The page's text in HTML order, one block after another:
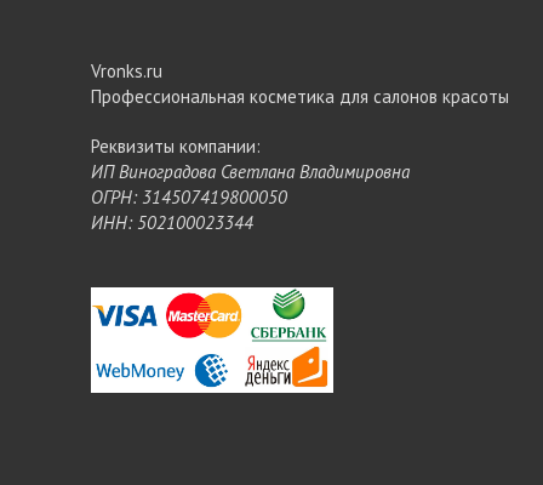
Vronks.ru
Профессиональная косметика для салонов красоты
Реквизиты компании:
ИП Виноградова Светлана Владимировна
ОГРН: 314507419800050
ИНН: 502100023344